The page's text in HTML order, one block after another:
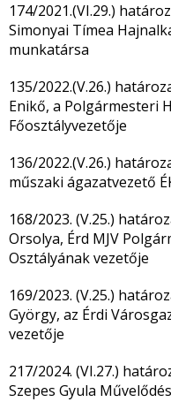
174/2021.(VI.29.)
Simonyai Tímea
munkatársa
135/2022.(V.26.)
Enikő, a Polgármesteri
Főosztályvezetője
136/2022.(V.26.)
műszaki ágazatvezető
168/2023. (V.25.)
Orsolya, Érd MJV
Osztályának vezetője
169/2023. (V.25.)
György, az Érdi
vezetője
217/2024. (VI.27.)
Szepes Gyula